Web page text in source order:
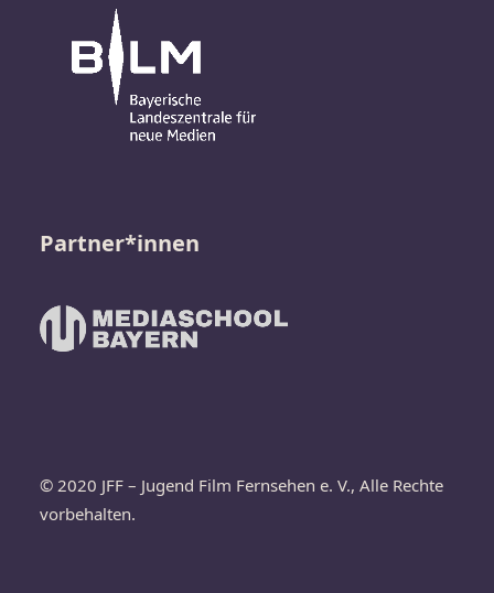
Partner*innen
© 2020 JFF – Jugend Film Fernsehen e. V., Alle Rechte
vorbehalten.